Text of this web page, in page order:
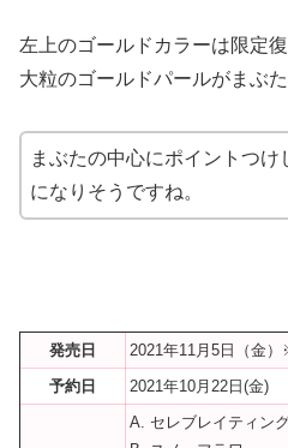
左上のゴールドカラーは限定
大粒のゴールドパールがまぶ
まぶたの中心にポイントつけ
になりそうですね。
発売日
2021年11月5日（金
予約日
2021年10月22日(金)
A. セレブレイティン